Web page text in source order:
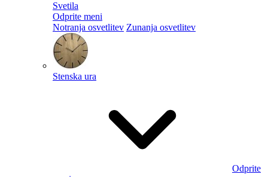
Svetila
Odprite meni
Notranja osvetlitev Zunanja osvetlitev
Stenska ura
Odprite